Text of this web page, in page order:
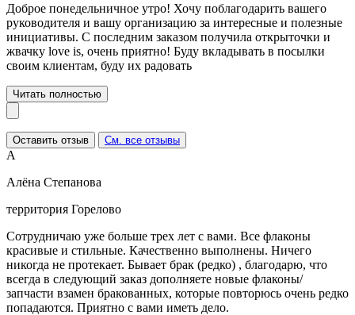
Доброе понедельничное утро! Хочу поблагодарить вашего
руководителя и вашу организацию за интересные и полезные
инициативы. С последним заказом получила открыточки и
жвачку love is, очень приятно! Буду вкладывать в посылки
своим клиентам, буду их радовать
Читать полностью
Оставить отзыв См. все отзывы
А
Алёна Степанова
территория Горелово
Сотрудничаю уже больше трех лет с вами. Все флаконы
красивые и стильные. Качественно выполнены. Ничего
никогда не протекает. Бывает брак (редко) , благодарю, что
всегда в следующий заказ дополняете новые флаконы/
запчасти взамен бракованных, которые повторюсь очень редко
попадаются. Приятно с вами иметь дело.